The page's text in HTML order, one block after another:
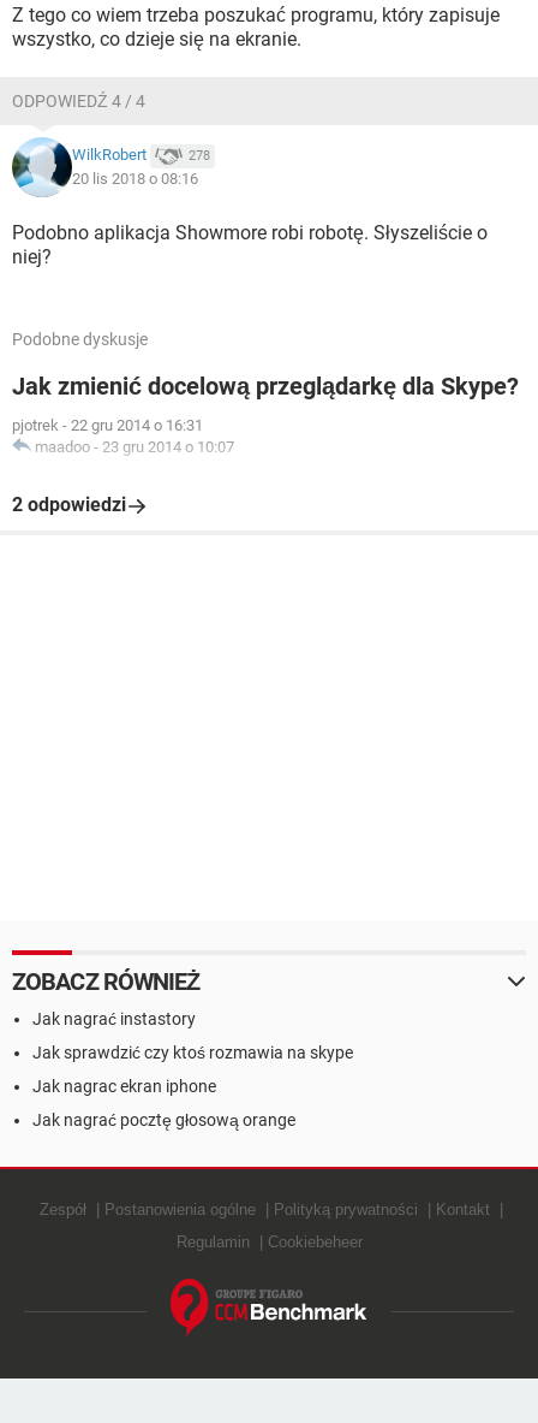
Z tego co wiem trzeba poszukać programu, który zapisuje
wszystko, co dzieje się na ekranie.
ODPOWIEDŹ 4 / 4
WilkRobert 278
20 lis 2018 o 08:16
Podobno aplikacja Showmore robi robotę. Słyszeliście o
niej?
Podobne dyskusje
Jak zmienić docelową przeglądarkę dla Skype?
pjotrek - 22 gru 2014 o 16:31
maadoo - 23 gru 2014 o 10:07
2 odpowiedzi
ZOBACZ RÓWNIEŻ
Jak nagrać instastory
Jak sprawdzić czy ktoś rozmawia na skype
Jak nagrac ekran iphone
Jak nagrać pocztę głosową orange
Zespół Postanowienia ogólne Polityką prywatności
Kontakt
Regulamin
Cookiebeheer